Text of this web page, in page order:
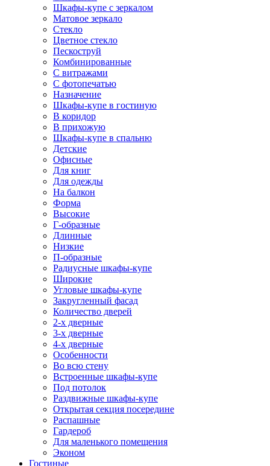
Шкафы-купе с зеркалом
Матовое зеркало
Стекло
Цветное стекло
Пескоструй
Комбинированные
С витражами
С фотопечатью
Назначение
Шкафы-купе в гостиную
В коридор
В прихожую
Шкафы-купе в спальню
Детские
Офисные
Для книг
Для одежды
На балкон
Форма
Высокие
Г-образные
Длинные
Низкие
П-образные
Радиусные шкафы-купе
Широкие
Угловые шкафы-купе
Закругленный фасад
Количество дверей
2-х дверные
3-х дверные
4-х дверные
Особенности
Во всю стену
Встроенные шкафы-купе
Под потолок
Раздвижные шкафы-купе
Открытая секция посередине
Распашные
Гардероб
Для маленького помещения
Эконом
Гостиные